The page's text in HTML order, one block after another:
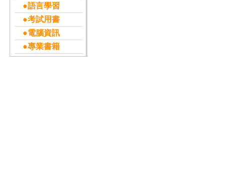
●語言學習
●考試用書
●電腦資訊
●專業書籍